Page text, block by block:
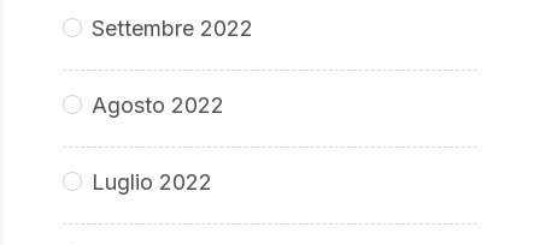
Settembre 2022
Agosto 2022
Luglio 2022